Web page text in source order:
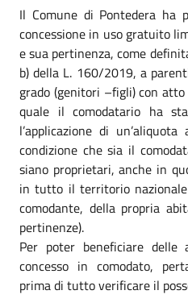
Il Comune di Pontedera ha
concessione in uso gratuito
e sua pertinenza, come
b) della L. 160/2019, a
grado (genitori –figli) con
quale il comodatario ha
l’applicazione di
condizione che sia il
siano proprietari, anche in
in tutto il territorio
comodante, della propria
pertinenze).
Per poter beneficiare delle
concesso in comodato,
prima di tutto verificare il